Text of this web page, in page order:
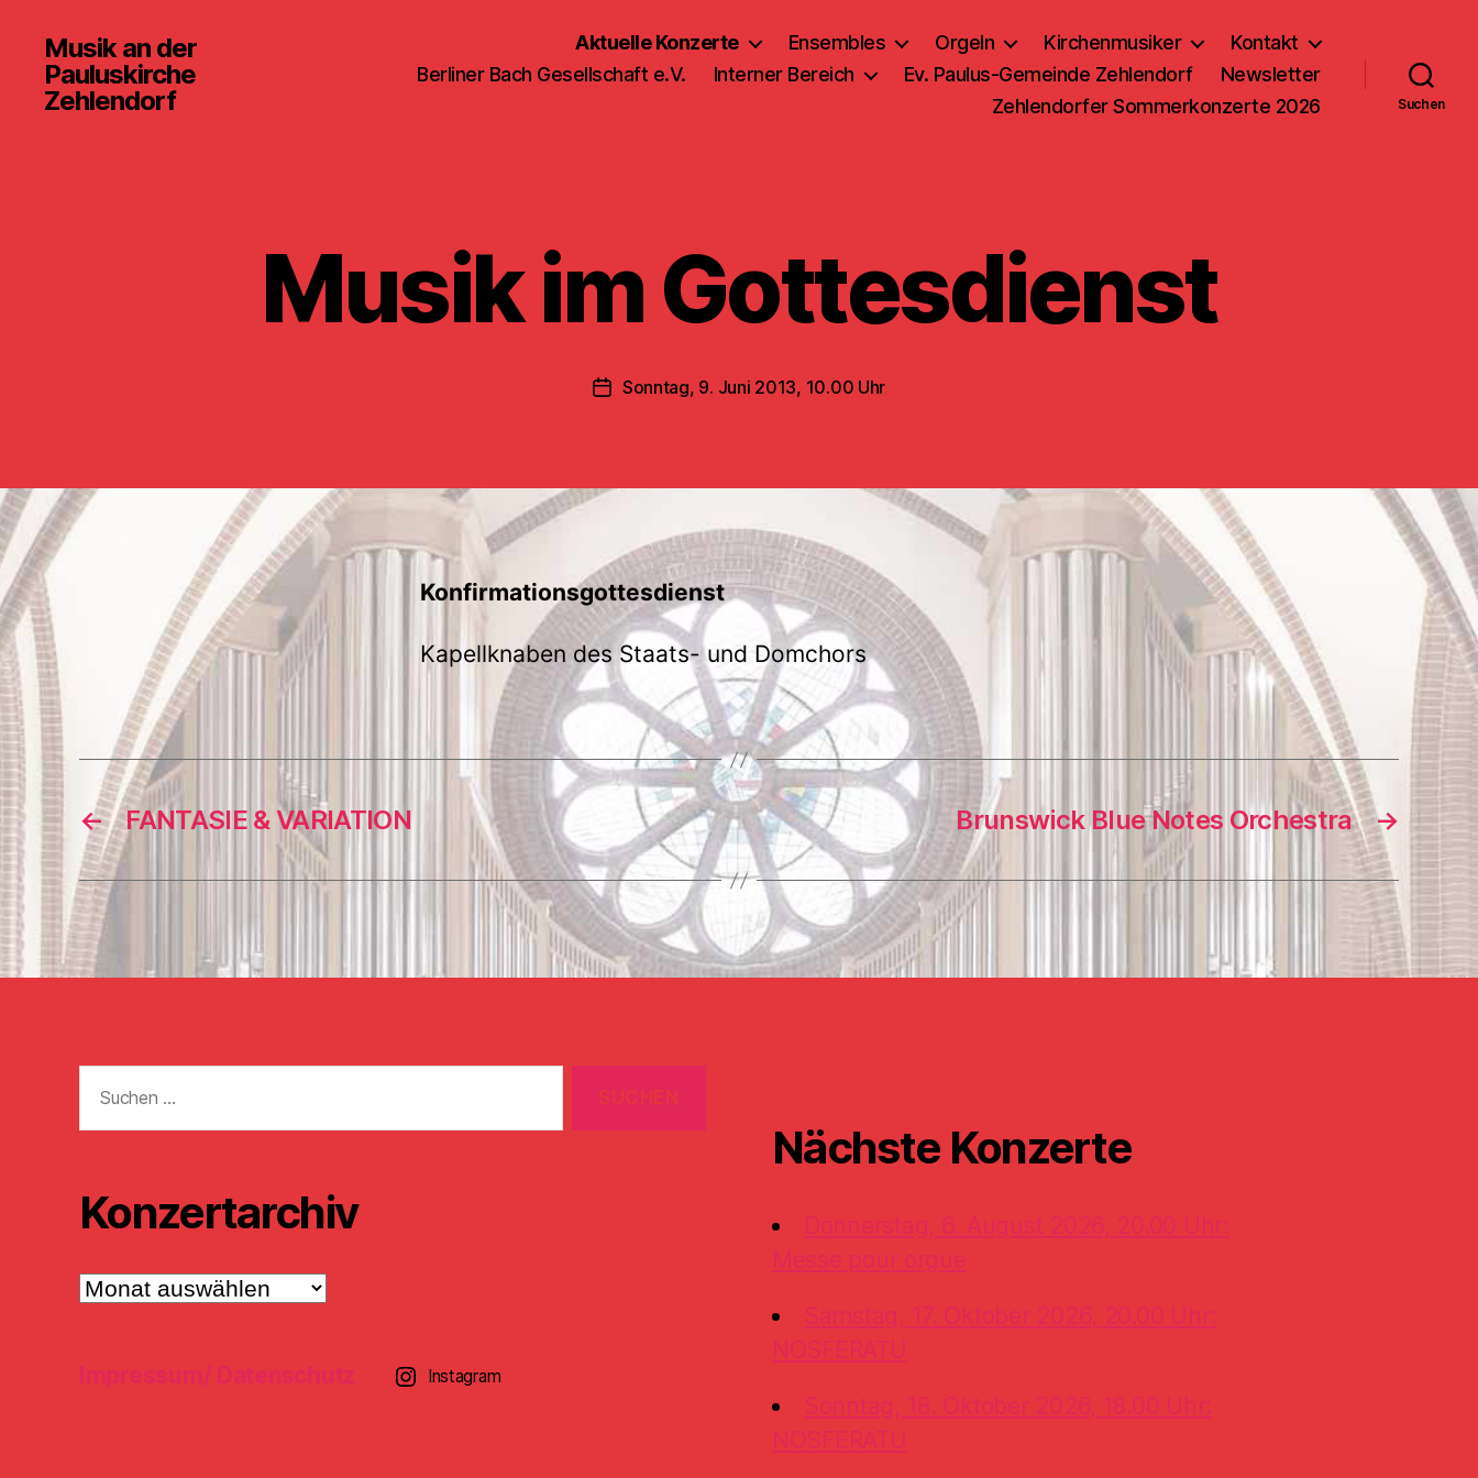
Musik an der
Pauluskirche
Zehlendorf
Aktuelle Konzerte Ensembles Orgeln Kirchenmusiker
Kontakt
Berliner Bach Gesellschaft e.V.
Interner Bereich Ev. Paulus-Gemeinde Zehlendorf
Newsletter
Zehlendorfer Sommerkonzerte 2026
Suchen
Musik im Gottesdienst
Veröffentlichungsdatum
Sonntag, 9. Juni 2013, 10.00 Uhr
Konfirmationsgottesdienst
Kapellknaben des Staats- und Domchors
← FANTASIE & VARIATION →
Brunswick Blue Notes Orchestra
nach:
Konzertarchiv
Konzertarchiv
Impressum/ Datenschutz Instagram
Nächste Konzerte
Donnerstag, 6. August 2026, 20.00 Uhr:
Messe pour orgue
Samstag, 17. Oktober 2026, 20.00 Uhr:
NOSFERATU
Sonntag, 18. Oktober 2026, 18.00 Uhr:
NOSFERATU